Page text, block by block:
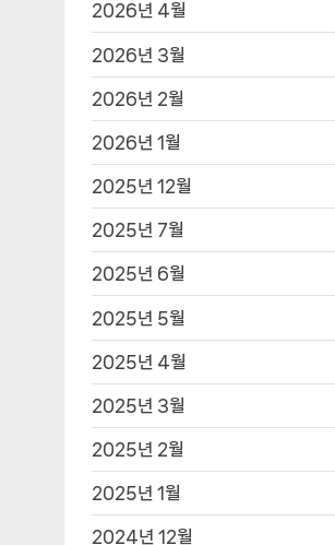
2026년 4월
2026년 3월
2026년 2월
2026년 1월
2025년 12월
2025년 7월
2025년 6월
2025년 5월
2025년 4월
2025년 3월
2025년 2월
2025년 1월
2024년 12월